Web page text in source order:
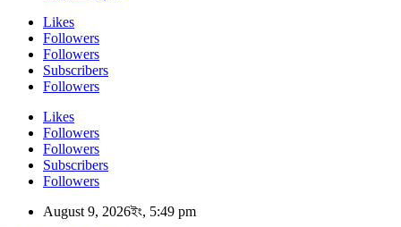
Likes
Followers
Followers
Subscribers
Followers
Likes
Followers
Followers
Subscribers
Followers
August 9, 2026ইং, 5:49 pm